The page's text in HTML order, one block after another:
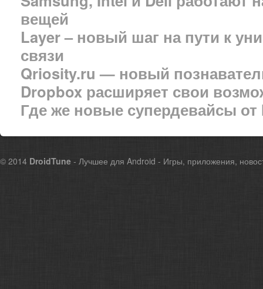
вещей
Layer – новый шаг на пути к
связи
Qriosity.ru — новый
Dropbox расширяет свои
Где же новые супердевайсы от
© 2014 DroidTune - Лучшее для Android - Игры, приложения,